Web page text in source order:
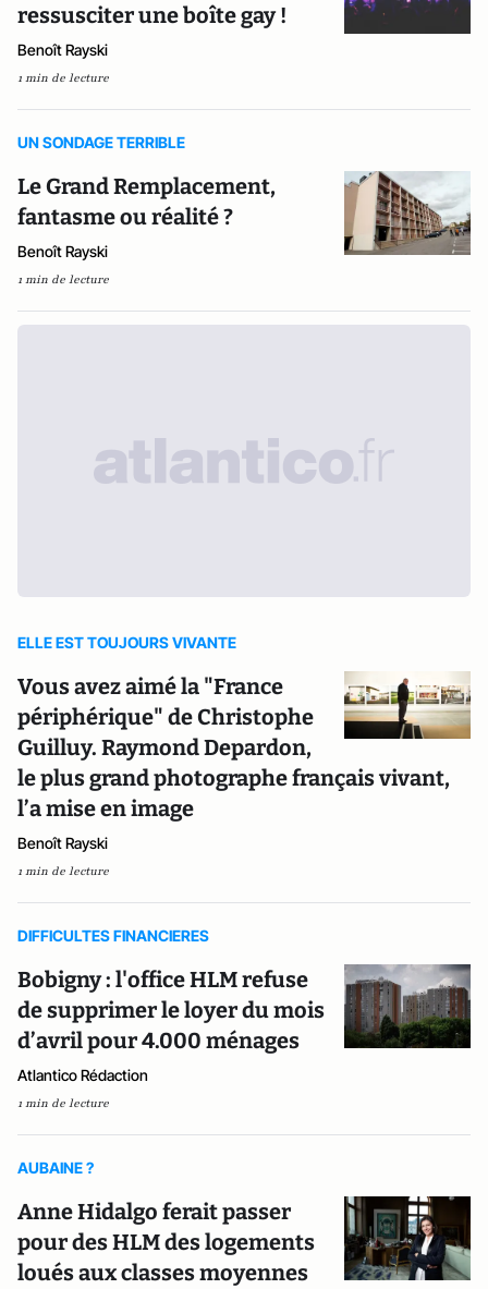
ressusciter une boîte gay !
Benoît Rayski
1 min de lecture
UN SONDAGE TERRIBLE
Le Grand Remplacement,
fantasme ou réalité ?
Benoît Rayski
1 min de lecture
ELLE EST TOUJOURS VIVANTE
Vous avez aimé la "France
périphérique" de Christophe
Guilluy. Raymond Depardon,
le plus grand photographe français vivant,
l’a mise en image
Benoît Rayski
1 min de lecture
DIFFICULTES FINANCIERES
Bobigny : l'office HLM refuse
de supprimer le loyer du mois
d’avril pour 4.000 ménages
Atlantico Rédaction
1 min de lecture
AUBAINE ?
Anne Hidalgo ferait passer
pour des HLM des logements
loués aux classes moyennes